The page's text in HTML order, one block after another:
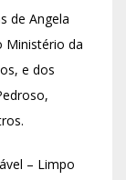
de Angela
Ministério da
e dos
– Limpo